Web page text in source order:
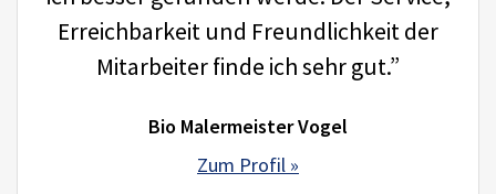
Erreichbarkeit und Freundlichkeit der
Mitarbeiter finde ich sehr gut.”
Bio Malermeister Vogel
Zum Profil »